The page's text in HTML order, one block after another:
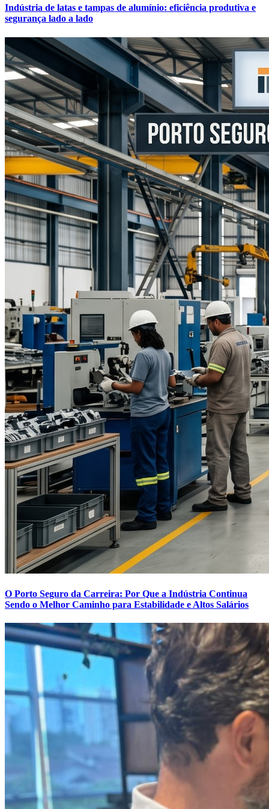
Indústria de latas e tampas de alumínio: eficiência produtiva e
segurança lado a lado
O Porto Seguro da Carreira: Por Que a Indústria Continua
Sendo o Melhor Caminho para Estabilidade e Altos Salários